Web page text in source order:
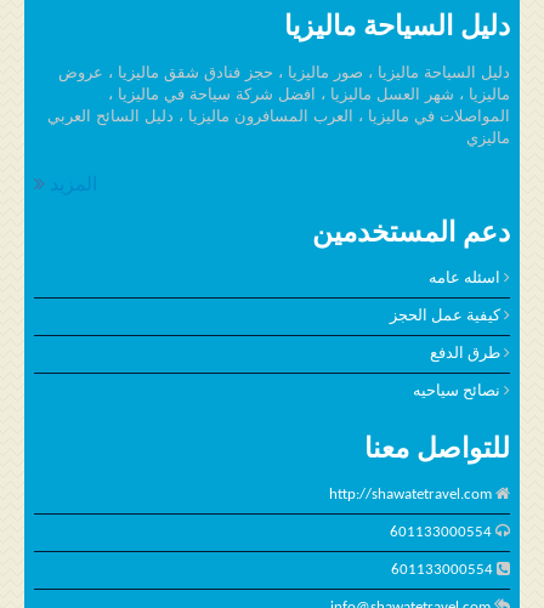
دليل السياحة ماليزيا
دليل السياحة ماليزيا ، صور ماليزيا ، حجز فنادق شقق ماليزيا ، عروض
ماليزيا ، شهر العسل ماليزيا ، افضل شركة سياحة في ماليزيا ،
المواصلات في ماليزيا ، العرب المسافرون ماليزيا ، دليل السائح العربي
ماليزي
المزيد
دعم المستخدمين
اسئله عامه
كيفية عمل الحجز
طرق الدفع
نصائح سياحيه
للتواصل معنا
http://shawatetravel.com
601133000554
601133000554